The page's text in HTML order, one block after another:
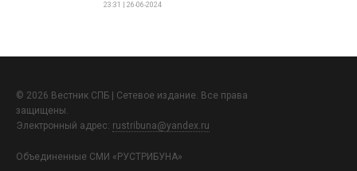
23:31 | 26-06-2024
© 2026 Вестник СПБ | Сетевое издание. Все права
защищены.
Электронный адрес: rustribuna@yandex.ru
Объединенные СМИ «РУСТРИБУНА»